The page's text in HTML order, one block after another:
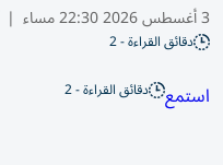
3 أغسطس 2026 22:30 مساء |
دقائق القراءة - 2
استمع دقائق القراءة - 2